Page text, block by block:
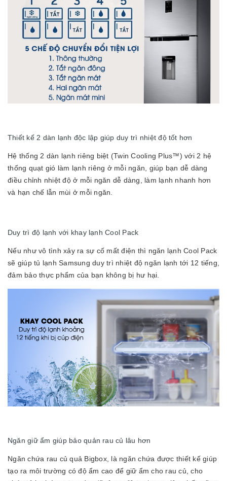
Thiết kế 2 dàn lạnh độc lập giúp duy trì nhiệt độ tốt hơn
Hệ thống 2 dàn lạnh riêng biệt (Twin Cooling Plus™) với 2 hệ
thống quạt gió làm lạnh riêng ở mỗi ngăn, giúp bạn dễ dàng
điều chỉnh nhiệt độ ở mỗi ngăn dễ dàng, làm lạnh nhanh hơn
và hạn chế lẫn mùi ở mỗi ngăn.
Duy trì độ lạnh với khay lạnh Cool Pack
Nếu như vô tình xảy ra sự cố mất điện thì ngăn lạnh Cool Pack
sẽ giúp tủ lạnh Samsung duy trì nhiệt độ ngăn lạnh tới 12 tiếng,
đảm bảo thực phẩm của bạn không bị hư hại.
Ngăn giữ ẩm giúp bảo quản rau củ lâu hơn
Ngăn chứa rau củ quả Bigbox, là ngăn chứa được thiết kế giúp
tạo ra môi trường có độ ẩm cao để giữ ẩm cho rau củ, cho